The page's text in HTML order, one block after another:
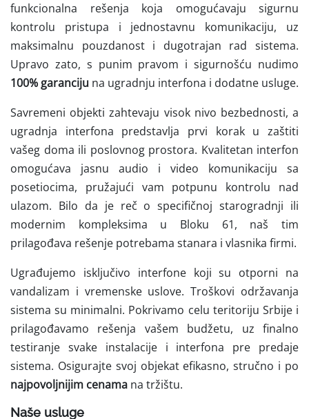
funkcionalna rešenja koja omogućavaju sigurnu
kontrolu pristupa i jednostavnu komunikaciju, uz
maksimalnu pouzdanost i dugotrajan rad sistema.
Upravo zato, s punim pravom i sigurnošću nudimo
100% garanciju na ugradnju interfona i dodatne usluge.
Savremeni objekti zahtevaju visok nivo bezbednosti, a
ugradnja interfona predstavlja prvi korak u zaštiti
vašeg doma ili poslovnog prostora. Kvalitetan interfon
omogućava jasnu audio i video komunikaciju sa
posetiocima, pružajući vam potpunu kontrolu nad
ulazom. Bilo da je reč o specifičnoj starogradnji ili
modernim kompleksima u Bloku 61, naš tim
prilagođava rešenje potrebama stanara i vlasnika firmi.
Ugrađujemo isključivo interfone koji su otporni na
vandalizam i vremenske uslove. Troškovi održavanja
sistema su minimalni. Pokrivamo celu teritoriju Srbije i
prilagođavamo rešenja vašem budžetu, uz finalno
testiranje svake instalacije i interfona pre predaje
sistema. Osigurajte svoj objekat efikasno, stručno i po
najpovoljnijim cenama na tržištu.
Naše usluge